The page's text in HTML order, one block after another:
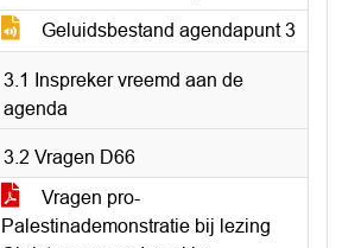
Geluidsbestand agendapunt 3
3.1 Inspreker vreemd aan de
agenda
3.2 Vragen D66
Vragen pro-
Palestinademonstratie bij lezing